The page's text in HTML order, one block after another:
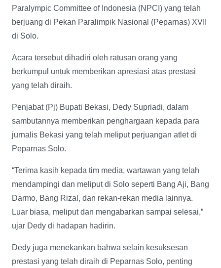
Paralympic Committee of Indonesia (NPCI) yang telah
berjuang di Pekan Paralimpik Nasional (Peparnas) XVII
di Solo.
Acara tersebut dihadiri oleh ratusan orang yang
berkumpul untuk memberikan apresiasi atas prestasi
yang telah diraih.
Penjabat (Pj) Bupati Bekasi, Dedy Supriadi, dalam
sambutannya memberikan penghargaan kepada para
jurnalis Bekasi yang telah meliput perjuangan atlet di
Peparnas Solo.
“Terima kasih kepada tim media, wartawan yang telah
mendampingi dan meliput di Solo seperti Bang Aji, Bang
Darmo, Bang Rizal, dan rekan-rekan media lainnya.
Luar biasa, meliput dan mengabarkan sampai selesai,”
ujar Dedy di hadapan hadirin.
Dedy juga menekankan bahwa selain kesuksesan
prestasi yang telah diraih di Peparnas Solo, penting